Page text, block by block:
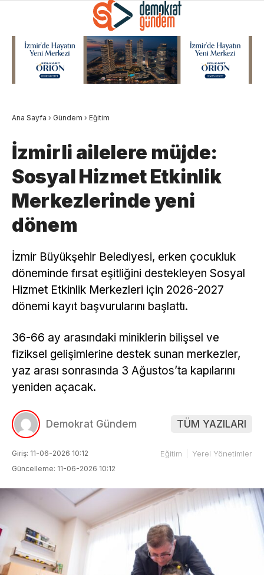
Ana Sayfa › Gündem › Eğitim
İzmirli ailelere müjde:
Sosyal Hizmet Etkinlik
Merkezlerinde yeni
dönem
İzmir Büyükşehir Belediyesi, erken çocukluk
döneminde fırsat eşitliğini destekleyen Sosyal
Hizmet Etkinlik Merkezleri için 2026-2027
dönemi kayıt başvurularını başlattı.
36-66 ay arasındaki miniklerin bilişsel ve
fiziksel gelişimlerine destek sunan merkezler,
yaz arası sonrasında 3 Ağustos’ta kapılarını
yeniden açacak.
Demokrat Gündem TÜM YAZILARI
Giriş: 11-06-2026 10:12
Güncelleme: 11-06-2026 10:12
Eğitim Yerel Yönetimler